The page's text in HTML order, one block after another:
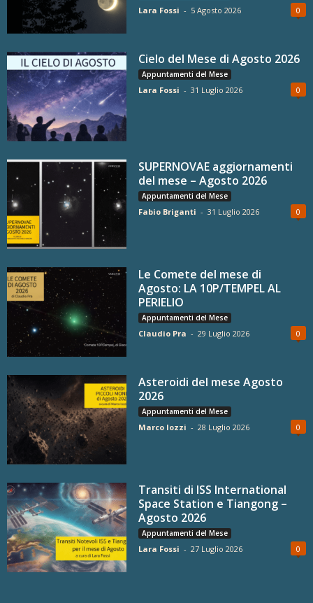
Lara Fossi - 5 Agosto 2026 0
Cielo del Mese di Agosto 2026
Appuntamenti del Mese
Lara Fossi - 31 Luglio 2026 0
SUPERNOVAE aggiornamenti
del mese – Agosto 2026
Appuntamenti del Mese
Fabio Briganti - 31 Luglio 2026 0
Le Comete del mese di
Agosto: LA 10P/TEMPEL AL
PERIELIO
Appuntamenti del Mese
Claudio Pra - 29 Luglio 2026 0
Asteroidi del mese Agosto
2026
Appuntamenti del Mese
Marco Iozzi - 28 Luglio 2026 0
Transiti di ISS International
Space Station e Tiangong –
Agosto 2026
Appuntamenti del Mese
Lara Fossi - 27 Luglio 2026 0